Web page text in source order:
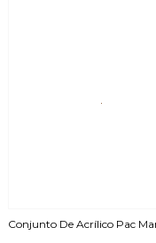
Conjunto De Acrílico Pac